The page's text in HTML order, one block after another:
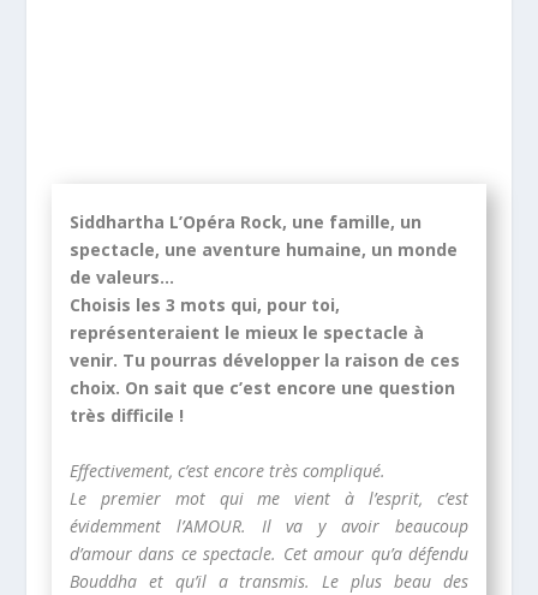
Siddhartha L’Opéra Rock, une famille, un
spectacle, une aventure humaine, un monde
de valeurs…
Choisis les 3 mots qui, pour toi,
représenteraient le mieux le spectacle à
venir. Tu pourras développer la raison de ces
choix. On sait que c’est encore une question
très difficile !
Effectivement, c’est encore très compliqué.
Le premier mot qui me vient à l’esprit, c’est
évidemment l’AMOUR. Il va y avoir beaucoup
d’amour dans ce spectacle. Cet amour qu’a défendu
Bouddha et qu’il a transmis. Le plus beau des